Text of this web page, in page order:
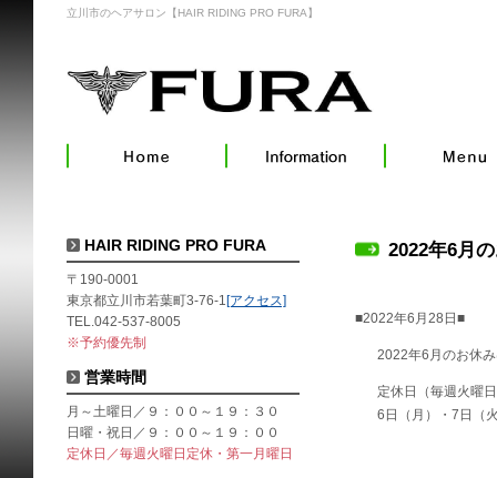
立川市のヘアサロン【HAIR RIDING PRO FURA】
2022年6月
■2022年6月28日■
2022年6月のお休
定休日（毎週火曜
6日（月）・7日（
HAIR RIDING PRO FURA
〒190-0001
東京都立川市若葉町3-76-1 [アクセス]
TEL.042-537-8005
※予約優先制
営業時間
月～土曜日／９：００～１９：３０
日曜・祝日／９：００～１９：００
定休日／毎週火曜日定休・第一月曜日